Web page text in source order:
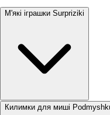
М'які іграшки Surpriziki
Килимки для миші